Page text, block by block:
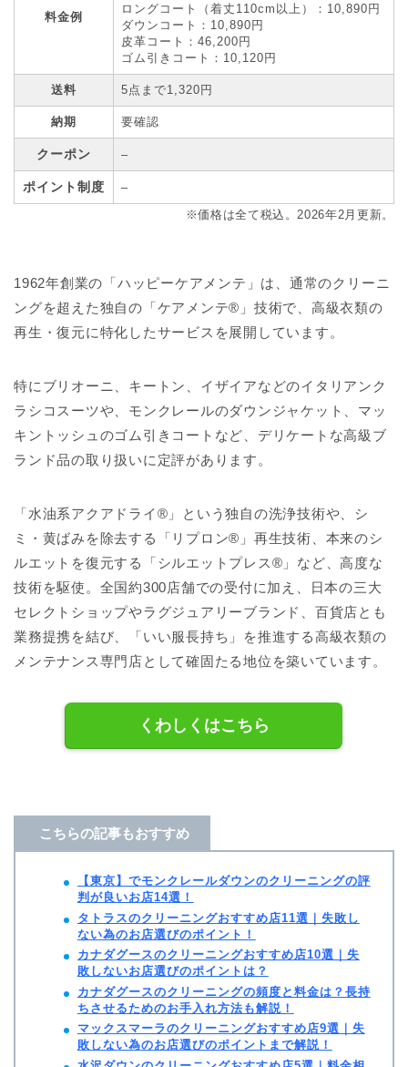
料金例
ロングコート（着丈110cm以上）：10,890円
ダウンコート：10,890円
皮革コート：46,200円
ゴム引きコート：10,120円
送料 5点まで1,320円
納期 要確認
クーポン –
ポイント制度
–
※価格は全て税込。2026年2月更新。
1962年創業の「ハッピーケアメンテ」は、通常のクリーニ
ングを超えた独自の「ケアメンテ®」技術で、高級衣類の
再生・復元に特化したサービスを展開しています。
特にブリオーニ、キートン、イザイアなどのイタリアンク
ラシコスーツや、モンクレールのダウンジャケット、マッ
キントッシュのゴム引きコートなど、デリケートな高級ブ
ランド品の取り扱いに定評があります。
「水油系アクアドライ®」という独自の洗浄技術や、シ
ミ・黄ばみを除去する「リプロン®」再生技術、本来のシ
ルエットを復元する「シルエットプレス®」など、高度な
技術を駆使。全国約300店舗での受付に加え、日本の三大
セレクトショップやラグジュアリーブランド、百貨店とも
業務提携を結び、「いい服長持ち」を推進する高級衣類の
メンテナンス専門店として確固たる地位を築いています。
くわしくはこちら
こちらの記事もおすすめ
【東京】でモンクレールダウンのクリーニングの評
判が良いお店14選！
タトラスのクリーニングおすすめ店11選｜失敗し
ない為のお店選びのポイント！
カナダグースのクリーニングおすすめ店10選｜失
敗しないお店選びのポイントは？
カナダグースのクリーニングの頻度と料金は？長持
ちさせるためのお手入れ方法も解説！
マックスマーラのクリーニングおすすめ店9選｜失
敗しない為のお店選びのポイントまで解説！